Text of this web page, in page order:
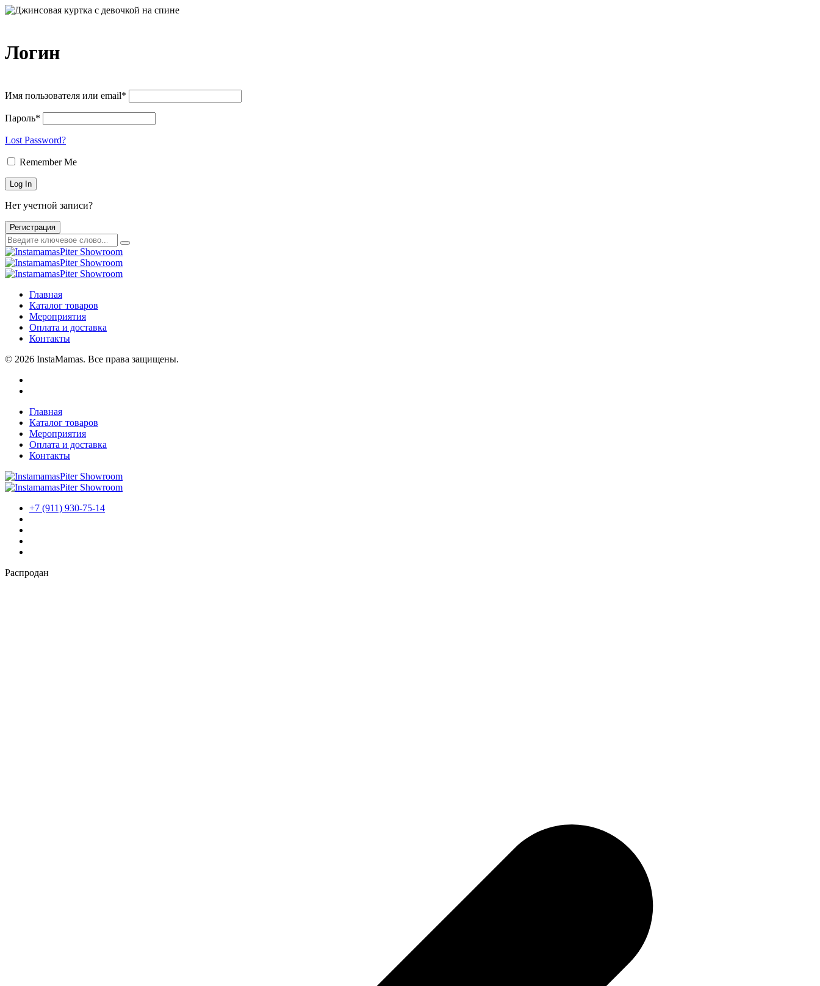
Логин
Имя пользователя или email*
Пароль*
Lost Password?
Remember Me
Нет учетной записи?
Регистрация
Главная
Каталог товаров
Мероприятия
Оплата и доставка
Контакты
© 2026 InstaMamas. Все права защищены.
Главная
Каталог товаров
Мероприятия
Оплата и доставка
Контакты
+7 (911) 930-75-14
Распродан